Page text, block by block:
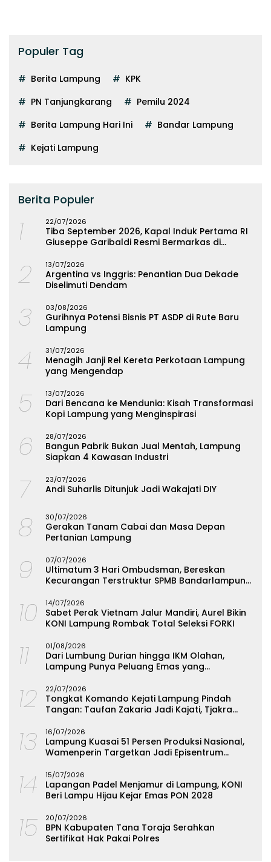
Populer Tag
Berita Lampung
KPK
PN Tanjungkarang
Pemilu 2024
Berita Lampung Hari Ini
Bandar Lampung
Kejati Lampung
Berita Populer
1 22/07/2026
Tiba September 2026, Kapal Induk Pertama RI
Giuseppe Garibaldi Resmi Bermarkas di
2 13/07/2026
Argentina vs Inggris: Penantian Dua Dekade
Diselimuti Dendam
3 03/08/2026
Gurihnya Potensi Bisnis PT ASDP di Rute Baru
Lampung
4 31/07/2026
Menagih Janji Rel Kereta Perkotaan Lampung
yang Mengendap
5 13/07/2026
Dari Bencana ke Mendunia: Kisah Transformasi
Kopi Lampung yang Menginspirasi
6 28/07/2026
Bangun Pabrik Bukan Jual Mentah, Lampung
Siapkan 4 Kawasan Industri
7 23/07/2026
Andi Suharlis Ditunjuk Jadi Wakajati DIY
8 30/07/2026
Gerakan Tanam Cabai dan Masa Depan
Pertanian Lampung
9 07/07/2026
Ultimatum 3 Hari Ombudsman, Bereskan
Kecurangan Terstruktur SPMB Bandarlampung
10 14/07/2026
Sabet Perak Vietnam Jalur Mandiri, Aurel Bikin
KONI Lampung Rombak Total Seleksi FORKI
11 01/08/2026
Dari Lumbung Durian hingga IKM Olahan,
Lampung Punya Peluang Emas yang
12 22/07/2026
Tongkat Komando Kejati Lampung Pindah
Tangan: Taufan Zakaria Jadi Kajati, Tjakra
13 16/07/2026
Lampung Kuasai 51 Persen Produksi Nasional,
Wamenperin Targetkan Jadi Episentrum
14 15/07/2026
Lapangan Padel Menjamur di Lampung, KONI
Beri Lampu Hijau Kejar Emas PON 2028
15 20/07/2026
BPN Kabupaten Tana Toraja Serahkan
Sertifikat Hak Pakai Polres